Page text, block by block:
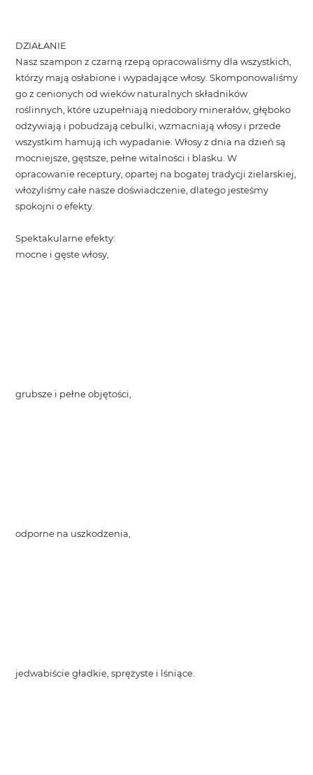
DZIAŁANIE
Nasz szampon z czarną rzepą opracowaliśmy dla wszystkich,
którzy mają osłabione i wypadające włosy. Skomponowaliśmy
go z cenionych od wieków naturalnych składników
roślinnych, które uzupełniają niedobory minerałów, głęboko
odżywiają i pobudzają cebulki, wzmacniają włosy i przede
wszystkim hamują ich wypadanie. Włosy z dnia na dzień są
mocniejsze, gęstsze, pełne witalności i blasku. W
opracowanie receptury, opartej na bogatej tradycji zielarskiej,
włożyliśmy całe nasze doświadczenie, dlatego jesteśmy
spokojni o efekty.
Spektakularne efekty:
mocne i gęste włosy,
grubsze i pełne objętości,
odporne na uszkodzenia,
jedwabiście gładkie, sprężyste i lśniące.